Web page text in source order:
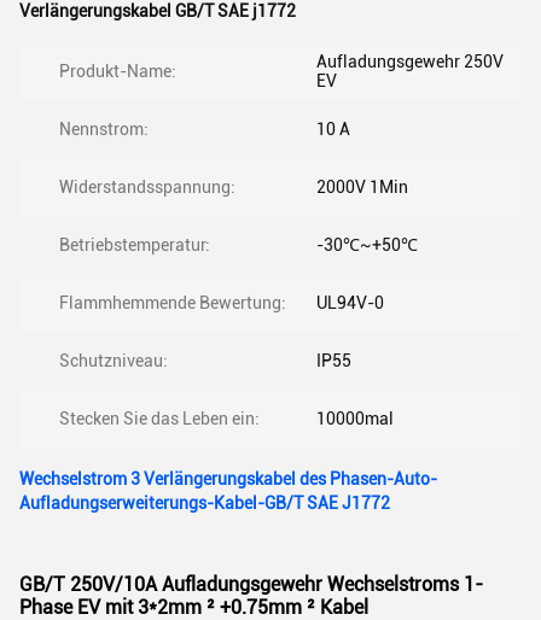
Verlängerungskabel GB/T SAE j1772
Produkt-Name:
Aufladungsgewehr 250V
EV
Nennstrom: 10 A
Widerstandsspannung: 2000V 1Min
Betriebstemperatur: -30℃~+50℃
Flammhemmende Bewertung: UL94V-0
Schutzniveau: IP55
Stecken Sie das Leben ein: 10000mal
Wechselstrom 3 Verlängerungskabel des Phasen-Auto-
Aufladungserweiterungs-Kabel-GB/T SAE J1772
GB/T 250V/10A Aufladungsgewehr Wechselstroms 1-
Phase EV mit 3*2mm ² +0.75mm ² Kabel